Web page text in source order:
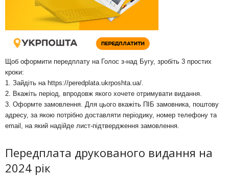
Щоб оформити передплату на Голос з-над Бугу, зробіть 3 простих
кроки:
1. Зайдіть на https://peredplata.ukrposhta.ua/
2. Вкажіть період, впродовж якого хочете отримувати видання.
3. Оформте замовлення. Для цього вкажіть ПІБ замовника, поштову
адресу, за якою потрібно доставляти періодику, номер телефону та
email, на який надійде лист-підтвердження замовлення.
Передплата друкованого видання на
2024 рік